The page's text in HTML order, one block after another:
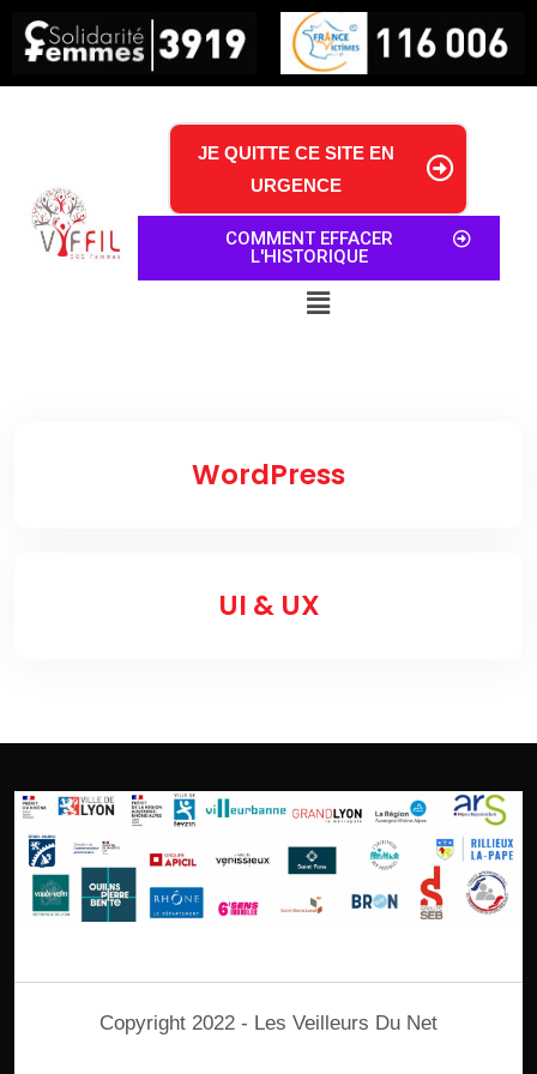
JE QUITTE CE SITE EN
URGENCE
COMMENT EFFACER
L'HISTORIQUE
WordPress
UI & UX
Copyright 2022 - Les Veilleurs Du Net